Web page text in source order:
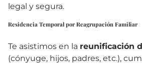
legal y segura.
Residencia Temporal por Reagrupación Familiar
Te asistimos en la reunificación
(cónyuge, hijos, padres, etc.),